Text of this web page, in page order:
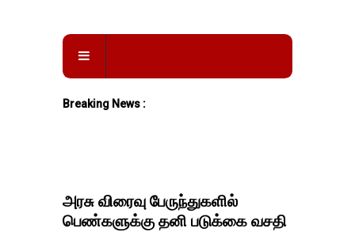
Breaking News :
அரசு விரைவு பேருந்துகளில்
பெண்களுக்கு தனி படுக்கை வசதி